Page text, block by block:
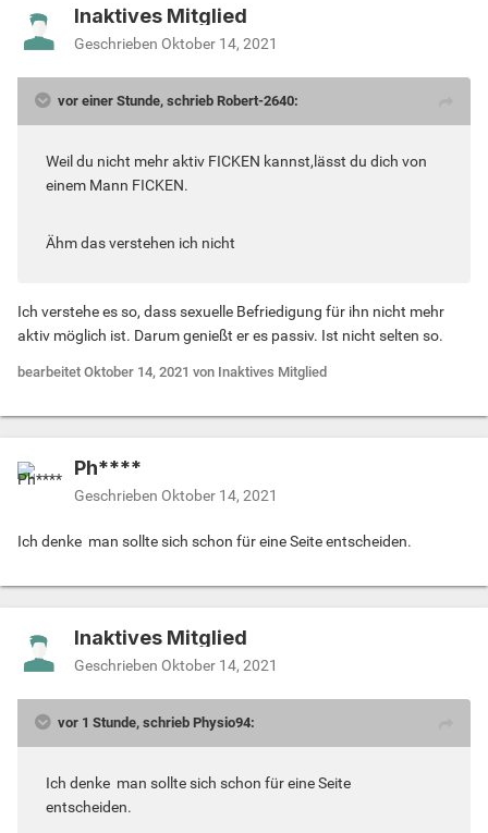
Inaktives Mitglied
Geschrieben Oktober 14, 2021
vor einer Stunde, schrieb Robert-2640:
Weil du nicht mehr aktiv FICKEN kannst,lässt du dich von
einem Mann FICKEN.
Ähm das verstehen ich nicht
Ich verstehe es so, dass sexuelle Befriedigung für ihn nicht mehr
aktiv möglich ist. Darum genießt er es passiv. Ist nicht selten so.
bearbeitet Oktober 14, 2021 von Inaktives Mitglied
Ph****
Geschrieben Oktober 14, 2021
Ich denke man sollte sich schon für eine Seite entscheiden.
Inaktives Mitglied
Geschrieben Oktober 14, 2021
vor 1 Stunde, schrieb Physio94:
Ich denke man sollte sich schon für eine Seite
entscheiden.